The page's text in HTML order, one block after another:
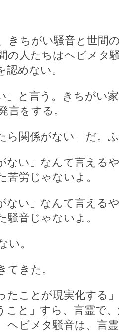
きちがい騒音と世間
の人たちはヘビメタ
めない。
」と言う。きちがい
言をする。
ら関係がない」だ。ふ
ない」なんて言える
苦労じゃないよ。
ない」なんて言える
騒音じゃないよ。
い。
てきた。
たことが現実化する
こと」すら、言霊で
ヘビメタ騒音は、言